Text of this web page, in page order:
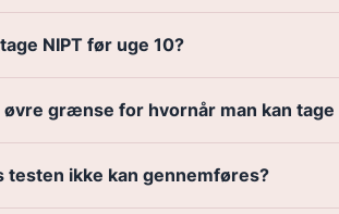
NIPT før uge 10?
øvre grænse for hvornår man kan tage
testen ikke kan gennemføres?